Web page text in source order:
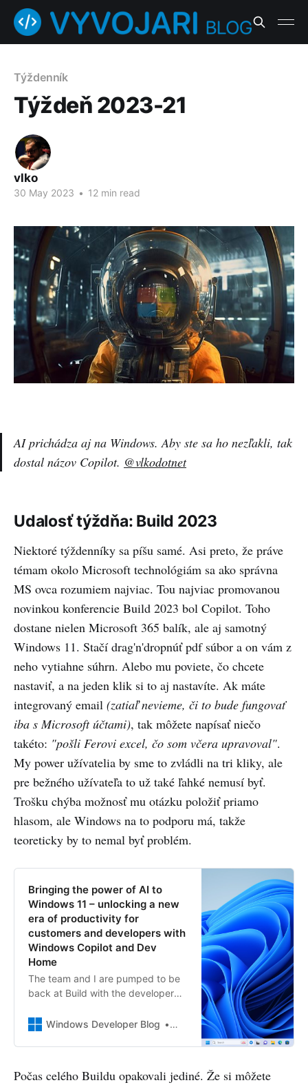
Týždenník
Týždeň 2023-21
vlko
30 May 2023 • 12 min read
AI prichádza aj na Windows. Aby ste sa ho nezľakli, tak
dostal názov Copilot. @vlkodotnet
Udalosť týždňa: Build 2023
Niektoré týždenníky sa píšu samé. Asi preto, že práve
témam okolo Microsoft technológiám sa ako správna
MS ovca rozumiem najviac. Tou najviac promovanou
novinkou konferencie Build 2023 bol Copilot. Toho
dostane nielen Microsoft 365 balík, ale aj samotný
Windows 11. Stačí drag'n'dropnúť pdf súbor a on vám z
neho vytiahne súhrn. Alebo mu poviete, čo chcete
nastaviť, a na jeden klik si to aj nastavíte. Ak máte
integrovaný email (zatiaľ nevieme, či to bude fungovať
iba s Microsoft účtami), tak môžete napísať niečo
takéto: "pošli Ferovi excel, čo som včera upravoval".
My power užívatelia by sme to zvládli na tri kliky, ale
pre bežného užívateľa to už také ľahké nemusí byť.
Trošku chýba možnosť mu otázku položiť priamo
hlasom, ale Windows na to podporu má, takže
teoreticky by to nemal byť problém.
Bringing the power of AI to
Windows 11 – unlocking a new
era of productivity for
customers and developers with
Windows Copilot and Dev
Home
The team and I are pumped to be
back at Build with the developer
year, Windows has continued to
Windows 11 adoption. In fact, one
Windows Developer Blog Windows Developer Blog
Počas celého Buildu opakovali jediné. Že si môžete